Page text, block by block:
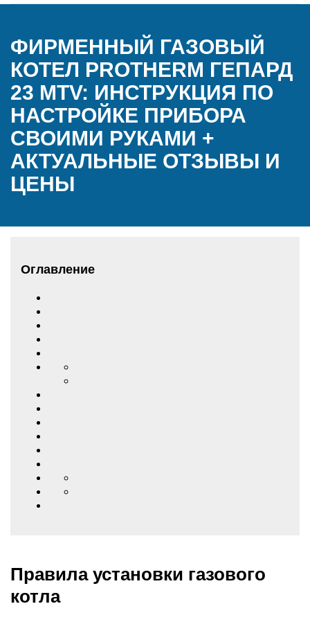
ФИРМЕННЫЙ ГАЗОВЫЙ
КОТЕЛ PROTHERM ГЕПАРД
23 MTV: ИНСТРУКЦИЯ ПО
НАСТРОЙКЕ ПРИБОРА
СВОИМИ РУКАМИ +
АКТУАЛЬНЫЕ ОТЗЫВЫ И
ЦЕНЫ
Оглавление
Правила установки газового
котла